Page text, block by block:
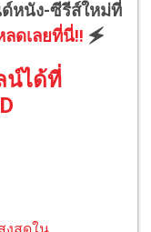
หนัง-ซีรีส์ใหม่ที่
ดเลยที่นี่!! 🗲
น์ได้ที่